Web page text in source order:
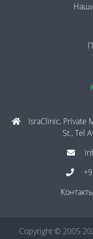
IsraClinic, Private
St., Tel
Copyright © 2005-